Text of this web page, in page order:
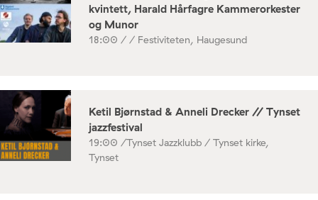
kvintett, Harald Hårfagre Kammerorkester
og Munor
18:00 / / Festiviteten, Haugesund
Ketil Bjørnstad & Anneli Drecker // Tynset
jazzfestival
19:00 /Tynset Jazzklubb / Tynset kirke,
Tynset